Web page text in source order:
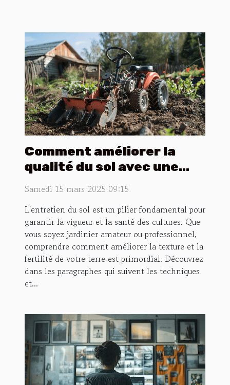
Comment améliorer la
qualité du sol avec une
motobineuse efficace
Samedi 15 mars 2025 09:15
L'entretien du sol est un pilier fondamental pour
garantir la vigueur et la santé des cultures. Que
vous soyez jardinier amateur ou professionnel,
comprendre comment améliorer la texture et la
fertilité de votre terre est primordial. Découvrez
dans les paragraphes qui suivent les techniques
et...